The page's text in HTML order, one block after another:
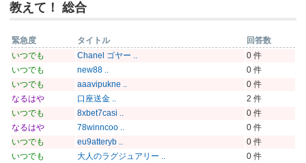
教えて！ 総合
緊急度 タイトル
回答数
いつでも
Chanel ゴヤー ..
0 件
いつでも
new88 ..
0 件
いつでも
aaavipukne ..
0 件
なるはや
口座送金 ..
2 件
いつでも
8xbet7casi ..
0 件
なるはや
78winncoo ..
0 件
いつでも
eu9atteryb ..
0 件
いつでも
大人のラグジュアリー ..
0 件